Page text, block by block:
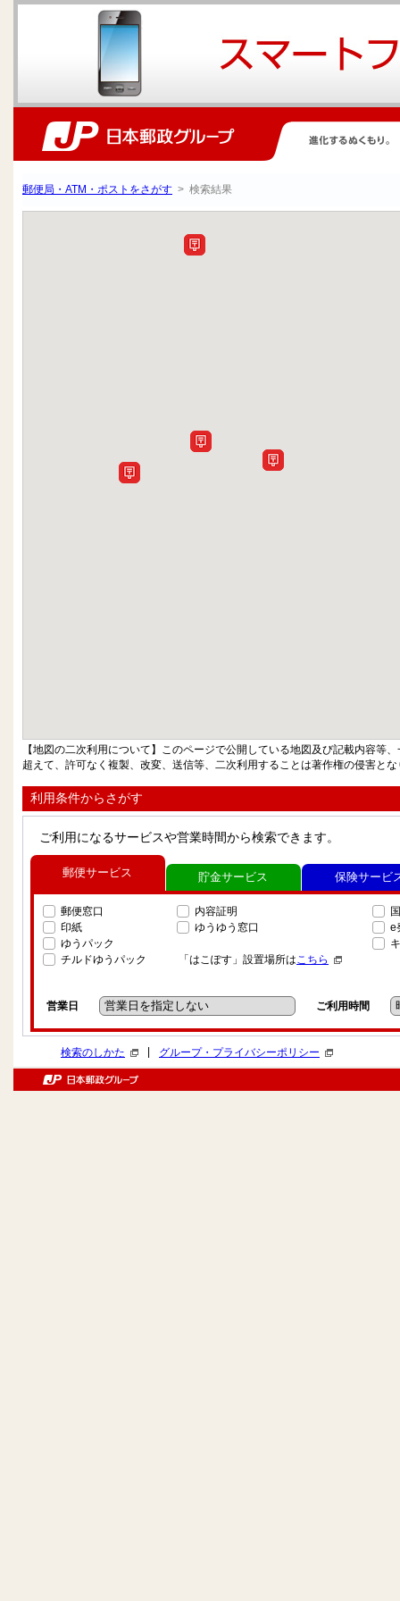
郵便局・ATM・ポストをさがす > 検索結果
【地図の二次利用について】このページで公開している地図及び記載内容等
超えて、許可なく複製、改変、送信等、二次利用することは著作権の侵害と
利用条件からさがす
ご利用になるサービスや営業時間から検索できます。
郵便サービス
郵便窓口
印紙
ゆうパック
チルドゆうパック
内容証明
ゆうゆう窓口
「はこぽす」設置場所はこちら
e
営業日 ご利用時間
貯金サービス 保険サービ
検索のしかた グループ・プライバシーポリシー